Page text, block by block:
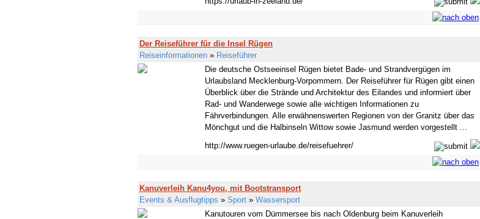
Der Reiseführer für die Insel Rügen
Reiseinformationen » Reiseführer
Die deutsche Ostseeinsel Rügen bietet Bade- und Strandvergügen im
Urlaubsland Mecklenburg-Vorpommern. Der Reiseführer für Rügen gibt einen
Überblick über die Strände und Architektur des Eilandes und informiert über
Rad- und Wanderwege sowie alle wichtigen Informationen zu
Fährverbindungen. Alle erwähnenswerten Regionen von der Granitz über das
Mönchgut und die Halbinseln Wittow sowie Jasmund werden vorgestellt ...
http://www.ruegen-urlaube.de/reisefuehrer/
Kanuverleih Kanu4you, mit Bootstransport
Events & Ausflugtipps » Sport » Wassersport
Kanutouren vom Dümmersee bis nach Oldenburg beim Kanuverleih